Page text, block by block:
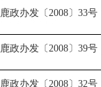
鹿政办发〔 2008 〕 33号
鹿政办发〔 2008 〕 39号
鹿政办发〔 2008 〕 32号